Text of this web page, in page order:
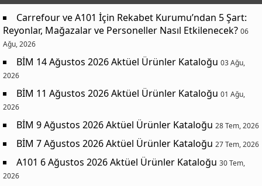
Carrefour ve A101 İçin Rekabet Kurumu’ndan 5 Şart:
Reyonlar, Mağazalar ve Personeller Nasıl Etkilenecek? 06
Ağu, 2026
BİM 14 Ağustos 2026 Aktüel Ürünler Kataloğu 03 Ağu,
2026
BİM 11 Ağustos 2026 Aktüel Ürünler Kataloğu 01 Ağu,
2026
BİM 9 Ağustos 2026 Aktüel Ürünler Kataloğu 28 Tem, 2026
BİM 7 Ağustos 2026 Aktüel Ürünler Kataloğu 27 Tem, 2026
A101 6 Ağustos 2026 Aktüel Ürünler Kataloğu 30 Tem,
2026